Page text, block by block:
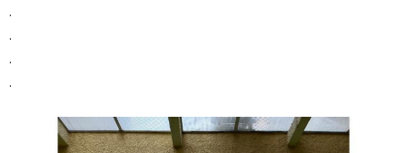
.
.
.
.